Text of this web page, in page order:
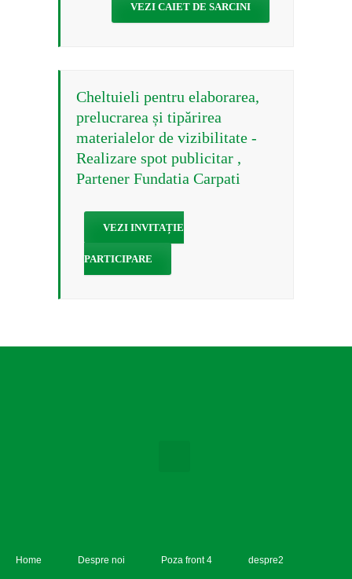
VEZI CAIET DE SARCINI
Cheltuieli pentru elaborarea,
prelucrarea și tipărirea
materialelor de vizibilitate -
Realizare spot publicitar ,
Partener Fundatia Carpati
VEZI INVITAȚIE
PARTICIPARE
Home Despre noi Poza front 4 despre2